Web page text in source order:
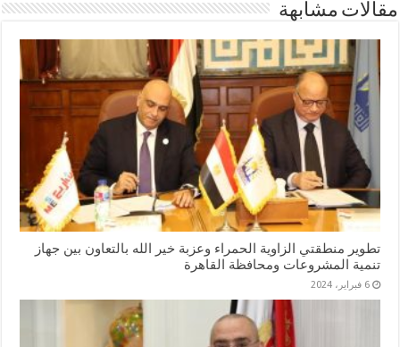
مقالات مشابهة
تطوير منطقتي الزاوية الحمراء وعزبة خير الله بالتعاون بين جهاز
تنمية المشروعات ومحافظة القاهرة
6 فبراير، 2024